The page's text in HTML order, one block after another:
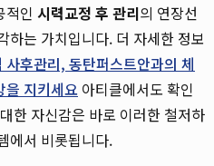
적인 시력교정 후 관리의 연장선
하는 가치입니다. 더 자세한 정보
후관리, 동탄퍼스트안과의 체
을 지키세요 아티클에서도 확인
한 자신감은 바로 이러한 철저하
에서 비롯됩니다.